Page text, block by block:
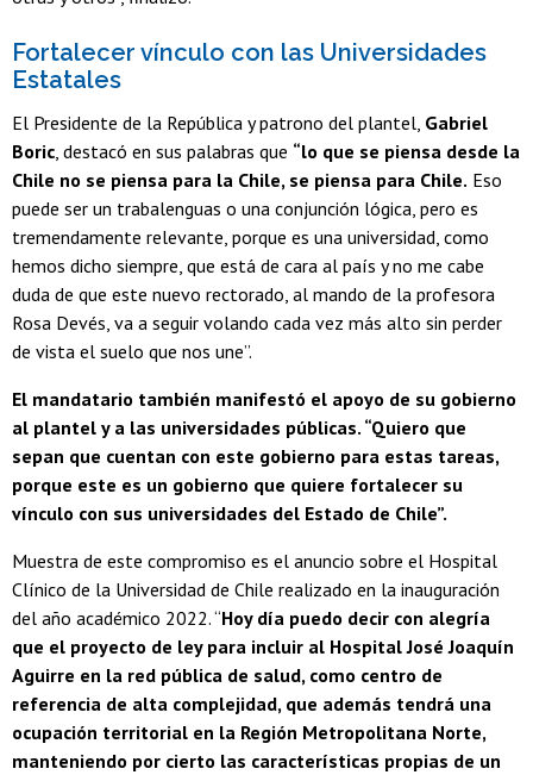
Fortalecer vínculo con las Universidades
Estatales
El Presidente de la República y patrono del plantel, Gabriel
Boric , destacó en sus palabras que “lo que se piensa desde la
Chile no se piensa para la Chile, se piensa para Chile. Eso
puede ser un trabalenguas o una conjunción lógica, pero es
tremendamente relevante, porque es una universidad, como
hemos dicho siempre, que está de cara al país y no me cabe
duda de que este nuevo rectorado, al mando de la profesora
Rosa Devés, va a seguir volando cada vez más alto sin perder
de vista el suelo que nos une”.
El mandatario también manifestó el apoyo de su gobierno
al plantel y a las universidades públicas. “Quiero que
sepan que cuentan con este gobierno para estas tareas,
porque este es un gobierno que quiere fortalecer su
vínculo con sus universidades del Estado de Chile”.
Muestra de este compromiso es el anuncio sobre el Hospital
Clínico de la Universidad de Chile realizado en la inauguración
del año académico 2022. “Hoy día puedo decir con alegría
que el proyecto de ley para incluir al Hospital José Joaquín
Aguirre en la red pública de salud, como centro de
referencia de alta complejidad, que además tendrá una
ocupación territorial en la Región Metropolitana Norte,
manteniendo por cierto las características propias de un